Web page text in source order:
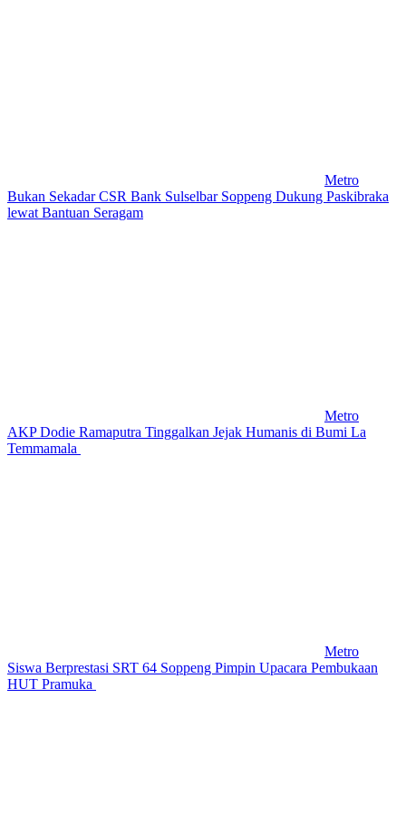
Metro
Bukan Sekadar CSR Bank Sulselbar Soppeng Dukung Paskibraka
lewat Bantuan Seragam
Metro
AKP Dodie Ramaputra Tinggalkan Jejak Humanis di Bumi La
Temmamala
Metro
Siswa Berprestasi SRT 64 Soppeng Pimpin Upacara Pembukaan
HUT Pramuka